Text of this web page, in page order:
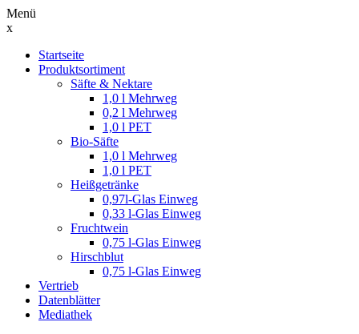
Menü
x
nach:
Startseite
Produktsortiment
Säfte & Nektare
1,0 l Mehrweg
0,2 l Mehrweg
1,0 l PET
Bio-Säfte
1,0 l Mehrweg
1,0 l PET
Heißgetränke
0,97l-Glas Einweg
0,33 l-Glas Einweg
Fruchtwein
0,75 l-Glas Einweg
Hirschblut
0,75 l-Glas Einweg
Vertrieb
Datenblätter
Mediathek